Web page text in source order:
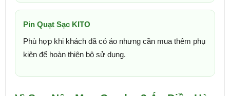
Pin Quạt Sạc KITO
Phù hợp khi khách đã có áo nhưng cần mua thêm phụ
kiện để hoàn thiện bộ sử dụng.